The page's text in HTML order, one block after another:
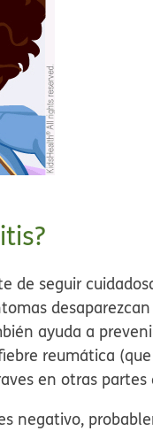
de seguir
ayuda a
reumática
en otras partes
negativo,